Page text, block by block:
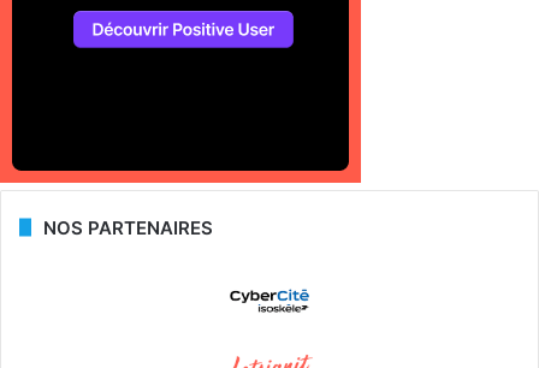
NOS PARTENAIRES